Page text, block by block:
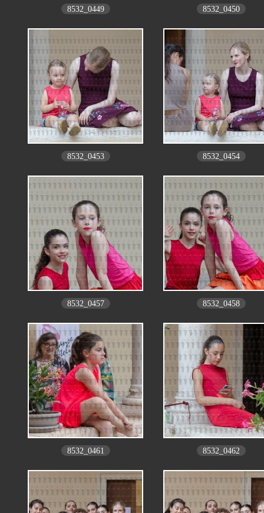
8532_0449 8532_0450
8532_0453 8532_0454
8532_0457 8532_0458
8532_0461 8532_0462